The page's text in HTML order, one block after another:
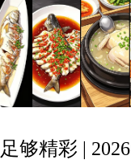
足够精彩 |